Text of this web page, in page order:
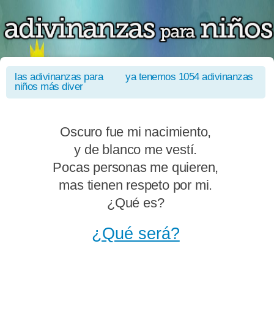
ya tenemos 1054 adivinanzas
las adivinanzas para
niños más diver
Oscuro fue mi nacimiento,
y de blanco me vestí.
Pocas personas me quieren,
mas tienen respeto por mi.
¿Qué es?
¿Qué será?